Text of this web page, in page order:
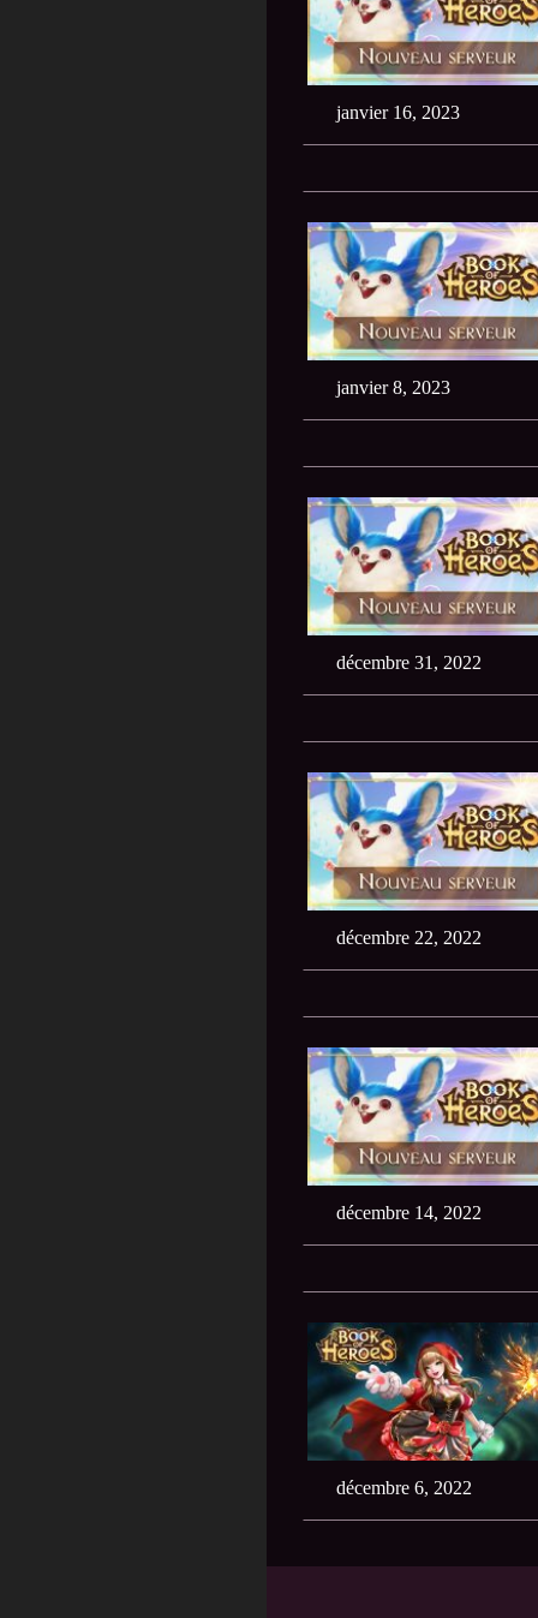
janvier 16, 2023
janvier 8, 2023
décembre 31, 2022
décembre 22, 2022
décembre 14, 2022
décembre 6, 2022